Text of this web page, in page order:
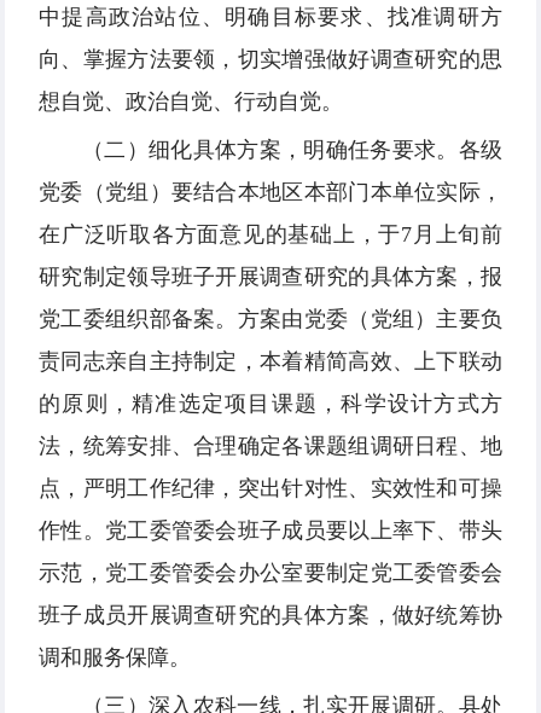
中提高政治站位、明确目标要求、找准调研方
向、掌握方法要领，切实增强做好调查研究的思
想自觉、政治自觉、行动自觉。
（二）细化具体方案，明确任务要求。各级
党委（党组）要结合本地区本部门本单位实际，
在广泛听取各方面意见的基础上，于7月上旬前
研究制定领导班子开展调查研究的具体方案，报
党工委组织部备案。方案由党委（党组）主要负
责同志亲自主持制定，本着精简高效、上下联动
的原则，精准选定项目课题，科学设计方式方
法，统筹安排、合理确定各课题组调研日程、地
点，严明工作纪律，突出针对性、实效性和可操
作性。党工委管委会班子成员要以上率下、带头
示范，党工委管委会办公室要制定党工委管委会
班子成员开展调查研究的具体方案，做好统筹协
调和服务保障。
（三）深入农科一线，扎实开展调研。县处